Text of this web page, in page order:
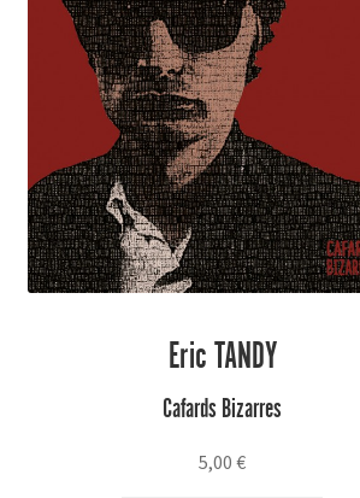
Eric TANDY
Cafards Bizarres
5,00€